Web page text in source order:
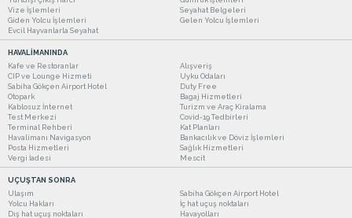
Vize İşlemleri
Seyahat Belgeleri
Giden Yolcu İşlemleri
Gelen Yolcu İşlemleri
Evcil Hayvanlarla Seyahat
HAVALİMANINDA
Kafe ve Restoranlar
Alışveriş
CIP ve Lounge Hizmeti
Uyku Odaları
Sabiha Gökçen Airport Hotel
Duty Free
Otopark
Bagaj Hizmetleri
Kablosuz İnternet
Turizm ve Araç Kiralama
Test Merkezi
Covid-19 Tedbirleri
Terminal Rehberi
Kat Planları
Havalimanı Navigasyon
Bankacılık ve Döviz İşlemleri
Posta Hizmetleri
Sağlık Hizmetleri
Vergi İadesi
Mescit
UÇUŞTAN SONRA
Ulaşım
Sabiha Gökçen Airport Hotel
Yolcu Hakları
İç hat uçuş noktaları
Dış hat uçuş noktaları
Havayolları